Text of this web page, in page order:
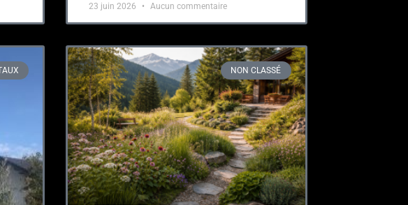
23 juin 2026 Aucun commentaire
NON CLASSÉ